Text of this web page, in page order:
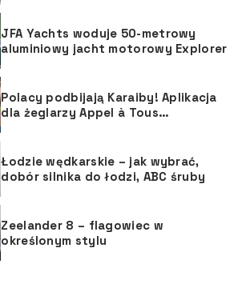
JFA Yachts woduje 50-metrowy
aluminiowy jacht motorowy Explorer
Polacy podbijają Karaiby! Aplikacja
dla żeglarzy Appel à Tous
Łodzie wędkarskie – jak wybrać,
dobór silnika do łodzi, ABC śruby
Zeelander 8 – flagowiec w
określonym stylu